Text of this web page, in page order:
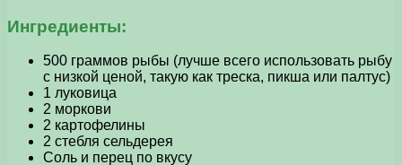
Ингредиенты:
500 граммов рыбы (лучше всего использовать рыбу
с низкой ценой, такую как треска, пикша или палтус)
1 луковица
2 моркови
2 картофелины
2 стебля сельдерея
Соль и перец по вкусу